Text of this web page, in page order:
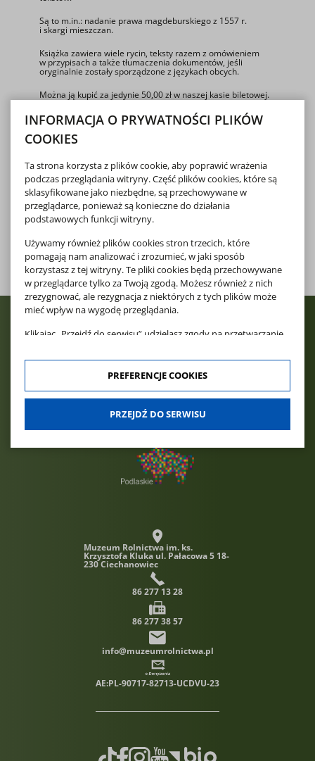
Są to m.in.: nadanie prawa magdeburskiego z 1557 r.
i skargi mieszczan.
Książka zawiera wiele rycin, teksty razem z omówieniem
w przypisach a także tłumaczenia dokumentów, jeśli
oryginalnie zostały sporządzone z językach obcych.
Można ją kupić za jedynie 50,00 zł w naszej kasie biletowej.
Muzeum Rolnictwa im. ks.
Krzysztofa Kluka ul. Pałacowa 5 18-
230 Ciechanowiec
86 277 13 28
86 277 38 57
info@muzeumrolnictwa.pl
AE:PL-90717-82713-UCDVU-23
TikTokFacebook
Instagram
Youtube
Biuletyn informacji
INFORMACJA O PRYWATNOŚCI PLIKÓW
COOKIES
Ta strona korzysta z plików cookie, aby poprawić wrażenia
podczas przeglądania witryny. Część plików cookies, które są
sklasyfikowane jako niezbędne, są przechowywane w
przeglądarce, ponieważ są konieczne do działania
podstawowych funkcji witryny.
Używamy również plików cookies stron trzecich, które
pomagają nam analizować i zrozumieć, w jaki sposób
korzystasz z tej witryny. Te pliki cookies będą przechowywane
w przeglądarce tylko za Twoją zgodą. Możesz również z nich
zrezygnować, ale rezygnacja z niektórych z tych plików może
mieć wpływ na wygodę przeglądania.
Klikając „Przejdź do serwisu” udzielasz zgody na przetwarzanie
naszej stronie. Dane są zbierane w celach zgodnych z naszą
polityką prywatnościorazpolityką cookies. Zgoda jest
klikając w "Preferencje cookies".
cookies.
PREFERENCJE COOKIES
PRZEJDŹ DO SERWISU